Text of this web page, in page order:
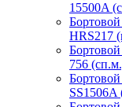
15500A
HRS217
756
SS1506A